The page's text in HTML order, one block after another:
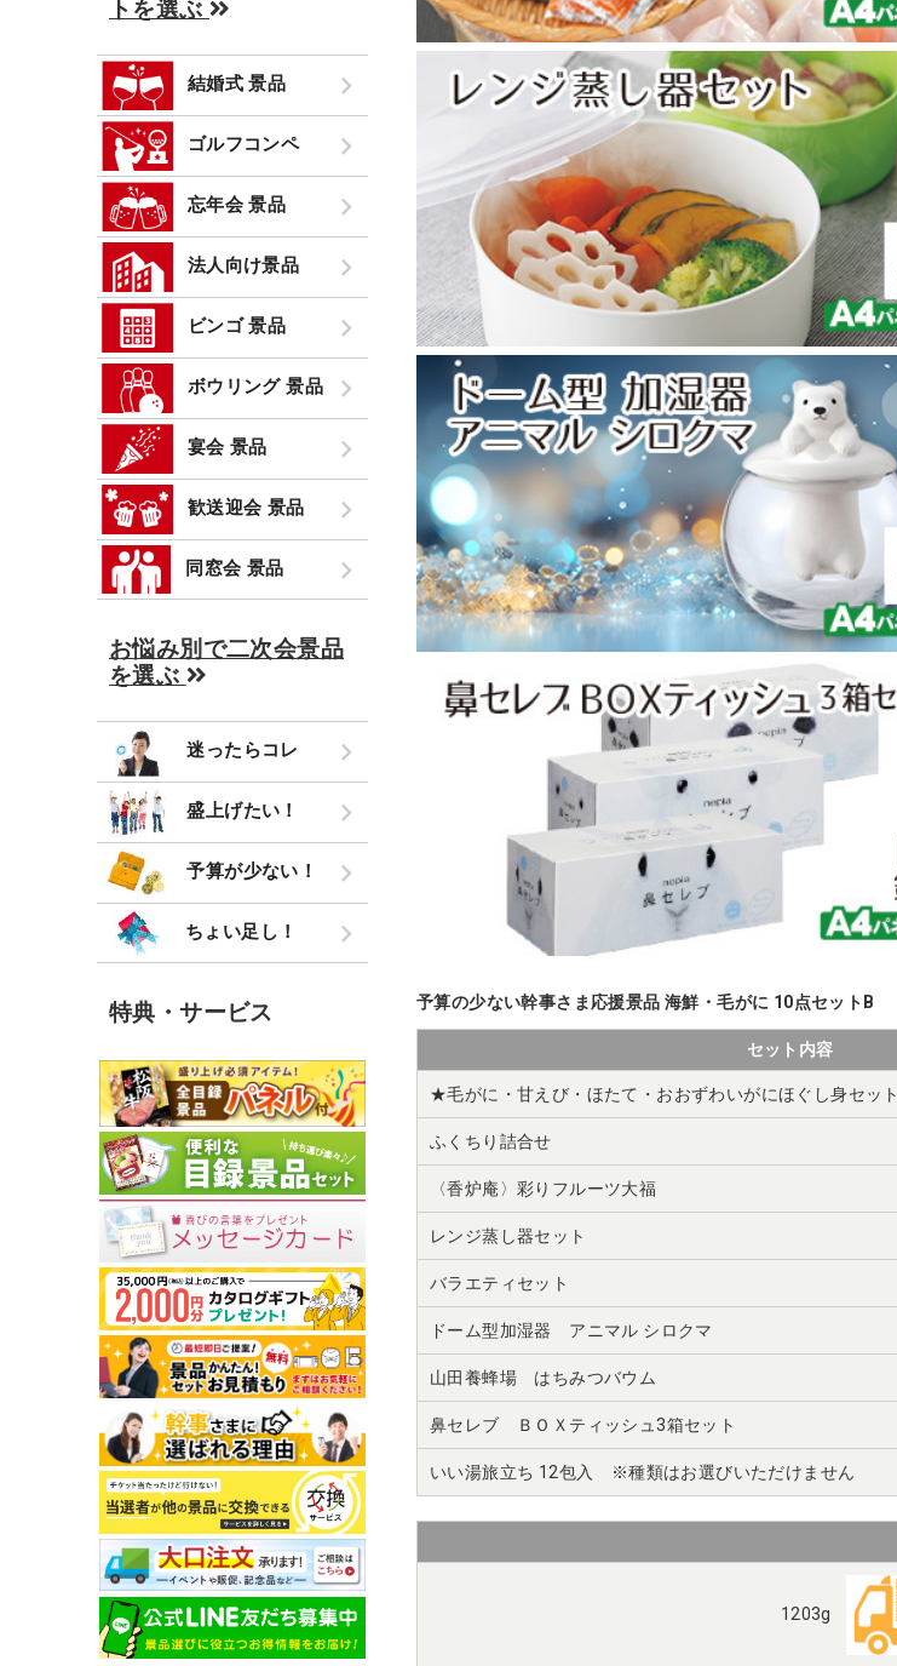
トを選ぶ
結婚式 景品
ゴルフコンペ
忘年会 景品
法人向け景品
ビンゴ 景品
ボウリング 景品
宴会 景品
歓送迎会 景品
同窓会 景品
お悩み別で二次会景品
を選ぶ
迷ったらコレ
盛上げたい！
予算が少ない！
ちょい足し！
特典・サービス 予算の少ない幹事さま応援景品 海鮮・毛がに 10点セットB
セット内容
★毛がに・甘えび・ほたて・おおずわいがにほぐし身セット
ふくちり詰合せ
〈香炉庵〉彩りフルーツ大福
レンジ蒸し器セット
バラエティセット
ドーム型加湿器 アニマル シロクマ
山田養蜂場 はちみつバウム
鼻セレブ ＢＯＸティッシュ3箱セット
いい湯旅立ち 12包入 ※種類はお選びいただけません
1203g